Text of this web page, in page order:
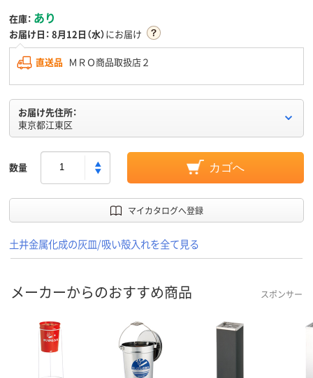
在庫： あり
お届け日： 8月12日（水）にお届け
直送品 ＭＲＯ商品取扱店２
お届け先住所：
東京都江東区
数量 カゴへ
マイカタログへ登録
土井金属化成の灰皿/吸い殻入れを全て見る
メーカーからのおすすめ商品 スポンサー